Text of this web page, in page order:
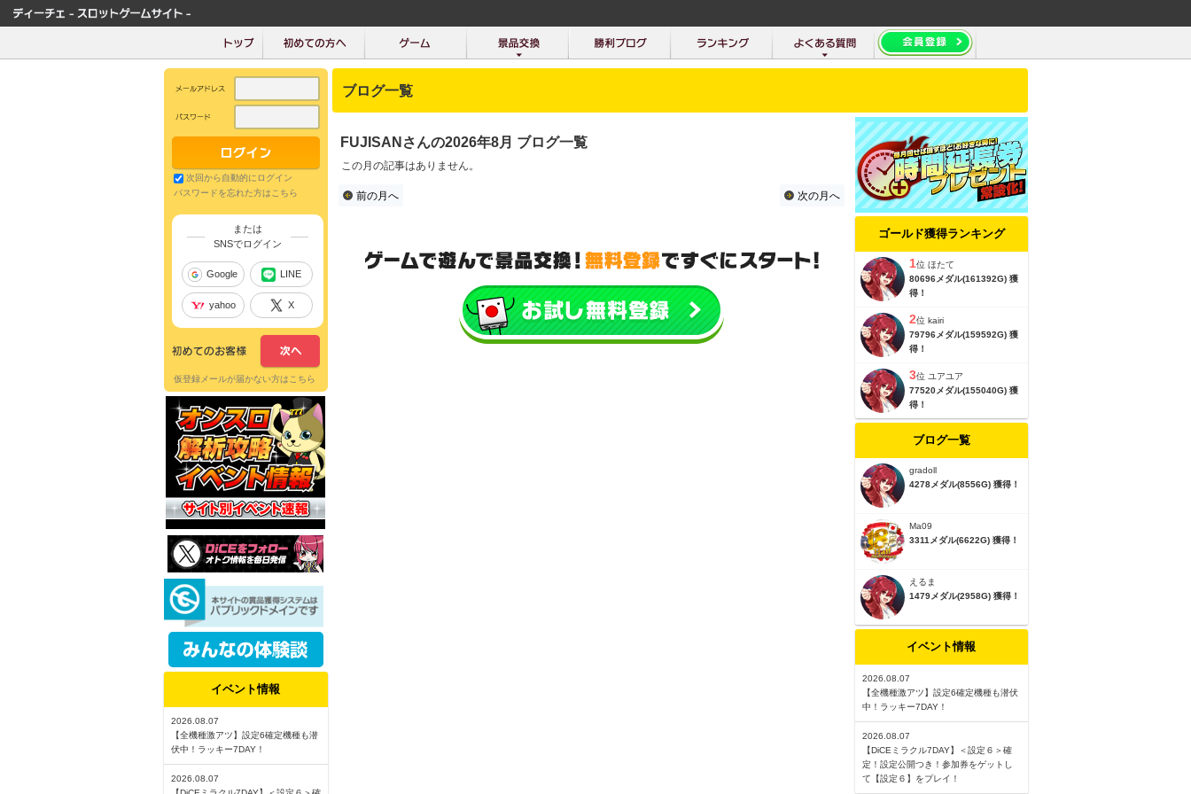
ブログ一覧
FUJISANさんの2026年8月 ブログ一覧
この月の記事はありません。
前の月へ 次の月へ
ゴールド獲得ランキング
1位 ほたて
80696メダル(161392G) 獲
得！
2位 kairi
79796メダル(159592G) 獲
得！
3位 ユアユア
77520メダル(155040G) 獲
得！
ブログ一覧
gradoll
4278メダル(8556G) 獲得！
Ma09
3311メダル(6622G) 獲得！
えるま
1479メダル(2958G) 獲得！
イベント情報
2026.08.07
【全機種激アツ】設定6確定機種も潜伏
中！ラッキー7DAY！
2026.08.07
【DiCEミラクル7DAY】＜設定６＞確
定！設定公開つき！参加券をゲットし
て【設定６】をプレイ！
次回から自動的にログイン
パスワードを忘れた方はこちら
または
SNSでログイン
Google LINE
yahoo X
仮登録メールが届かない方はこちら
イベント情報
2026.08.07
【全機種激アツ】設定6確定機種も潜
伏中！ラッキー7DAY！
2026.08.07